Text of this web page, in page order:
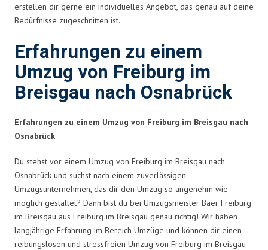
erstellen dir gerne ein individuelles Angebot, das genau auf deine
Bedürfnisse zugeschnitten ist.
Erfahrungen zu einem
Umzug von Freiburg im
Breisgau nach Osnabrück
Erfahrungen zu einem Umzug von Freiburg im Breisgau nach
Osnabrück
Du stehst vor einem Umzug von Freiburg im Breisgau nach
Osnabrück und suchst nach einem zuverlässigen
Umzugsunternehmen, das dir den Umzug so angenehm wie
möglich gestaltet? Dann bist du bei Umzugsmeister Baer Freiburg
im Breisgau aus Freiburg im Breisgau genau richtig! Wir haben
langjährige Erfahrung im Bereich Umzüge und können dir einen
reibungslosen und stressfreien Umzug von Freiburg im Breisgau